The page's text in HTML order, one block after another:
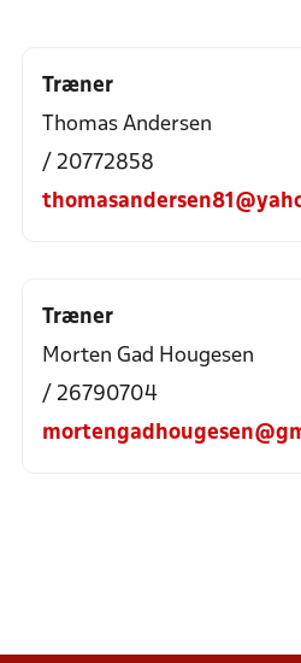
Træner
Thomas Andersen
/ 20772858
Træner
Morten Gad Hougesen
/ 26790704